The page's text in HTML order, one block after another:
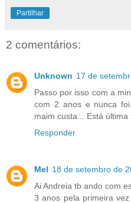
Partilhar
2 comentários:
Unknown 17 de
Passo por isso com a
com 2 anos e nunca
maim custa... Está
Responder
Mel 18 de setembro de
Ai Andreia tb ando com
3 anos pela primeira